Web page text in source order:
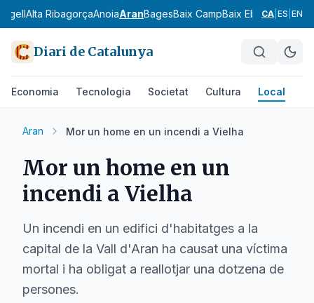
Alta RibagorçaAnoiaAranBagesBaix CampBaix EbreBaix
CA ES EN
Diari de Catalunya
Economia Tecnologia Societat Cultura Local
Aran Mor un home en un incendi a Vielha
Mor un home en un
incendi a Vielha
Un incendi en un edifici d'habitatges a la
capital de la Vall d'Aran ha causat una víctima
mortal i ha obligat a reallotjar una dotzena de
persones.